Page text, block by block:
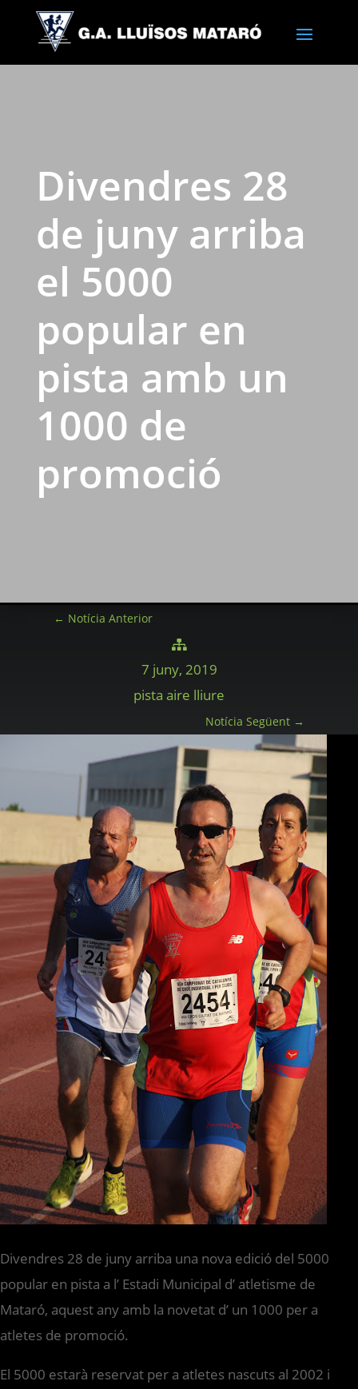
Divendres 28
de juny arriba
el 5000
popular en
pista amb un
1000 de
promoció
← Notícia Anterior

7 juny, 2019
pista aire lliure
Notícia Següent→
Divendres 28 de juny arriba una nova edició del 5000
popular en pista a l’ Estadi Municipal d’ atletisme de
Mataró, aquest any amb la novetat d’ un 1000 per a
atletes de promoció.
El 5000 estarà reservat per a atletes nascuts al 2002 i